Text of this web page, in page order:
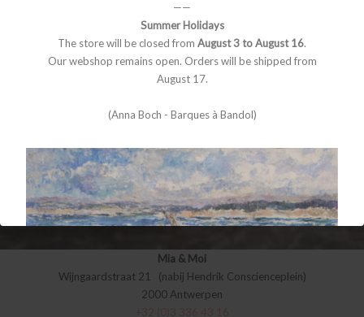
——
Summer Holidays
The store will be closed from August 3 to August 16.
Our webshop remains open. Orders will be shipped from
August 17.
(Anna Boch - Barques à Bandol)
Mia & Moi
Wijngaardstraat 21 (nabij Hendrik Conscienceplein)
2000 Antwerpen